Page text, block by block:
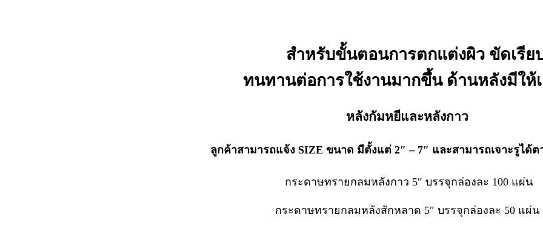
สำหรับขั้นตอนการตกแต่งผิว ขัดเรีย
ทนทานต่อการใช้งานมากขึ้น ด้านหลังมีให้
หลังกัมหยีและหลังกาว
ลูกค้าสามารถแจ้ง SIZE ขนาด มีตั้งแต่ 2″ – 7″ และสามารถเจาะรูได้
กระดาษทรายกลมหลังกาว 5″ บรรจุกล่องละ 100 แผ่น
กระดาษทรายกลมหลังสักหลาด 5″ บรรจุกล่องละ 50 แผ่น